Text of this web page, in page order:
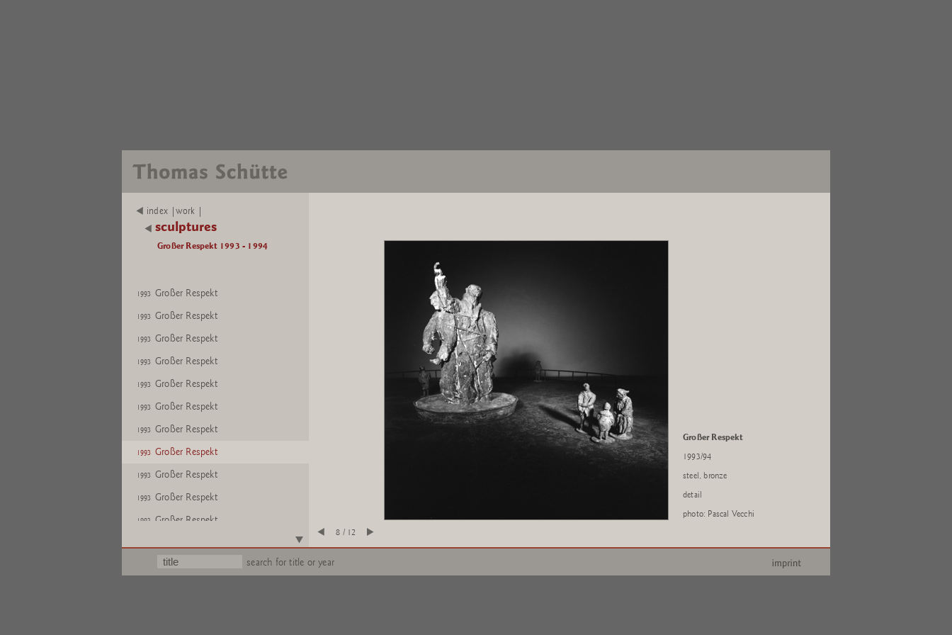
index |work |
sculptures
Großer Respekt 1993 - 1994
1993 Großer Respekt
1993 Großer Respekt
1993 Großer Respekt
1993 Großer Respekt
1993 Großer Respekt
1993 Großer Respekt
1993 Großer Respekt
1993 Großer Respekt
1993 Großer Respekt
1993 Großer Respekt
1993 Großer Respekt
Großer Respekt
1993/94
steel, bronze
detail
photo: Pascal Vecchi
8 / 12
search for title or year